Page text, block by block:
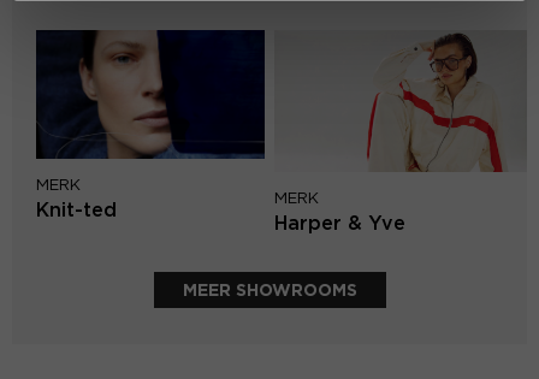
MERK
Knit-ted
MERK
Harper & Yve
MEER SHOWROOMS